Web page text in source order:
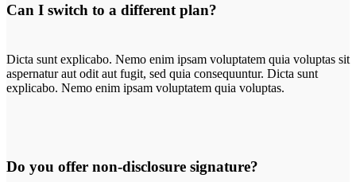
Can I switch to a different plan?
Dicta sunt explicabo. Nemo enim ipsam voluptatem quia voluptas sit
aspernatur aut odit aut fugit, sed quia consequuntur. Dicta sunt
explicabo. Nemo enim ipsam voluptatem quia voluptas.
Do you offer non-disclosure signature?